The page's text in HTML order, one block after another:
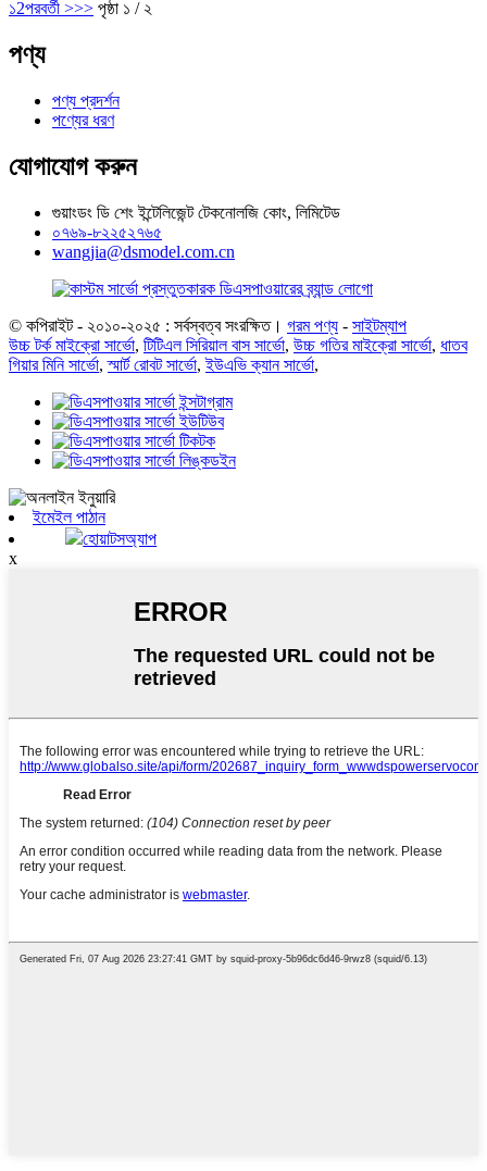
১2পরবর্তী >>> পৃষ্ঠা ১ / ২
পণ্য
পণ্য প্রদর্শন
পণ্যের ধরণ
যোগাযোগ করুন
গুয়াংডং ডি শেং ইন্টেলিজেন্ট টেকনোলজি কোং, লিমিটেড
০৭৬৯-৮২২৫২৭৬৫
wangjia@dsmodel.com.cn
© কপিরাইট - ২০১০-২০২৫ : সর্বস্বত্ব সংরক্ষিত। গরম পণ্য - সাইটম্যাপ
উচ্চ টর্ক মাইক্রো সার্ভো, টিটিএল সিরিয়াল বাস সার্ভো, উচ্চ গতির মাইক্রো সার্ভো, ধাতব
গিয়ার মিনি সার্ভো,স্মার্ট রোবট সার্ভো,ইউএভি ক্যান সার্ভো,
ইমেইল পাঠান
হোয়াটসঅ্যাপ
x